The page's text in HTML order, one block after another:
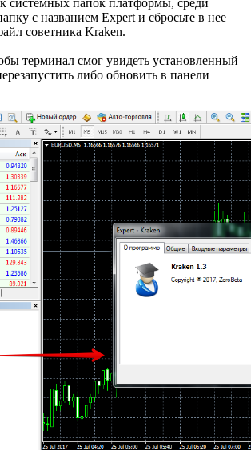
системных папок платформы, среди
с названием Expert и сбросьте в нее
советника Kraken.
терминал смог увидеть установленный
либо обновить в панели